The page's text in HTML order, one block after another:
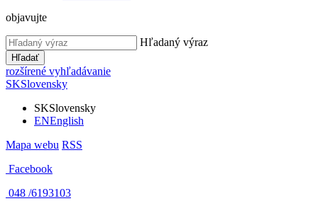
objavujte
Hľadaný výraz
Hľadať
rozšírené vyhľadávanie
SKSlovensky
SKSlovensky
ENEnglish
Mapa webu RSS
Facebook
048 /6193103